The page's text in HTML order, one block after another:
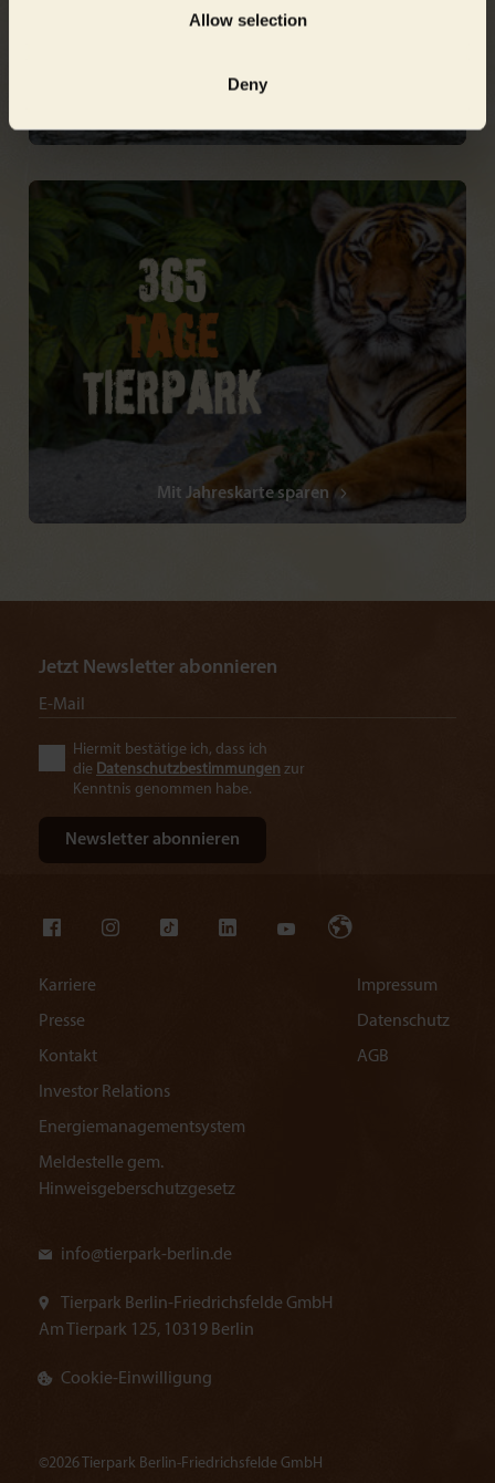
Allow selection
Deny
Mit Jahreskarte sparen
Karriere
Presse
Kontakt
Investor Relations
Energiemanagementsystem
Meldestelle gem.
Hinweisgeberschutzgesetz
Impressum
Datenschutz
AGB
info@tierpark-berlin.de
Tierpark Berlin-Friedrichsfelde GmbH
Am Tierpark 125, 10319 Berlin
Cookie-Einwilligung
Jetzt Newsletter abonnieren
Hiermit bestätige ich, dass ich
die Datenschutzbestimmungen zur
Kenntnis genommen habe.
©2026 Tierpark Berlin-Friedrichsfelde GmbH